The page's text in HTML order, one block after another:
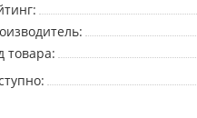
товара: